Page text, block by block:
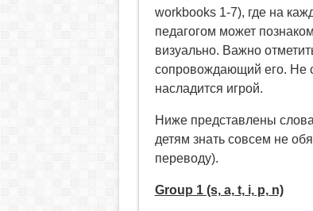
workbooks 1-7), где на
педагогом может
визуально. Важно
сопровождающий его. Не
насладится игрой.
Ниже представлены
детям знать совсем не
переводу).
Group 1 (s, a, t, i, p, n)